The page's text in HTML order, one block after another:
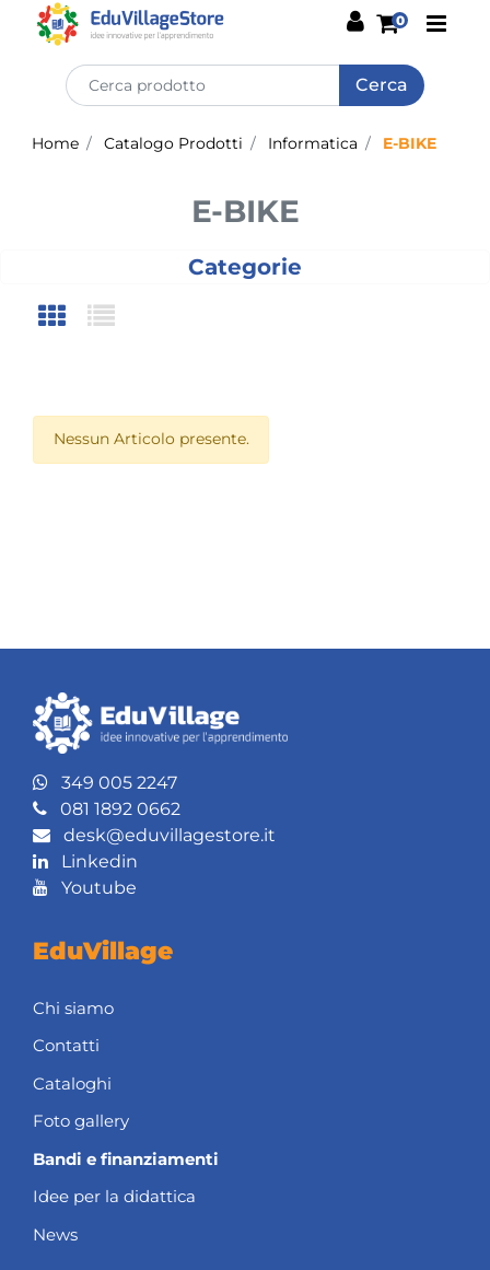
0
Home Catalogo Prodotti Informatica E-BIKE
E-BIKE
Categorie
Nessun Articolo presente.
349 005 2247
081 1892 0662
desk@eduvillagestore.it
Linkedin
Youtube
EduVillage
Chi siamo
Contatti
Cataloghi
Foto gallery
Bandi e finanziamenti
Idee per la didattica
News